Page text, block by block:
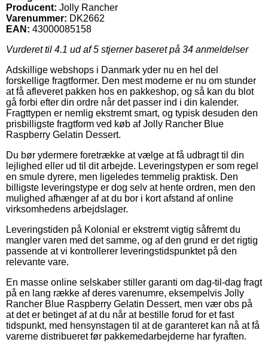
Producent: Jolly Rancher
Varenummer: DK2662
EAN: 43000085158
Vurderet til 4.1 ud af 5 stjerner baseret på 34 anmeldelser
Adskillige webshops i Danmark yder nu en hel del
forskellige fragtformer. Den mest moderne er nu om stunder
at få afleveret pakken hos en pakkeshop, og så kan du blot
gå forbi efter din ordre når det passer ind i din kalender.
Fragttypen er nemlig ekstremt smart, og typisk desuden den
prisbilligste fragtform ved køb af Jolly Rancher Blue
Raspberry Gelatin Dessert.
Du bør ydermere foretrække at vælge at få udbragt til din
lejlighed eller ud til dit arbejde. Leveringstypen er som regel
en smule dyrere, men ligeledes temmelig praktisk. Den
billigste leveringstype er dog selv at hente ordren, men den
mulighed afhænger af at du bor i kort afstand af online
virksomhedens arbejdslager.
Leveringstiden på Kolonial er ekstremt vigtig såfremt du
mangler varen med det samme, og af den grund er det rigtig
passende at vi kontrollerer leveringstidspunktet på den
relevante vare.
En masse online selskaber stiller garanti om dag-til-dag fragt
på en lang række af deres varenumre, eksempelvis Jolly
Rancher Blue Raspberry Gelatin Dessert, men vær obs på
at det er betinget af at du når at bestille forud for et fast
tidspunkt, med hensynstagen til at de garanteret kan nå at få
varerne distribueret før pakkemedarbejderne har fyraften.